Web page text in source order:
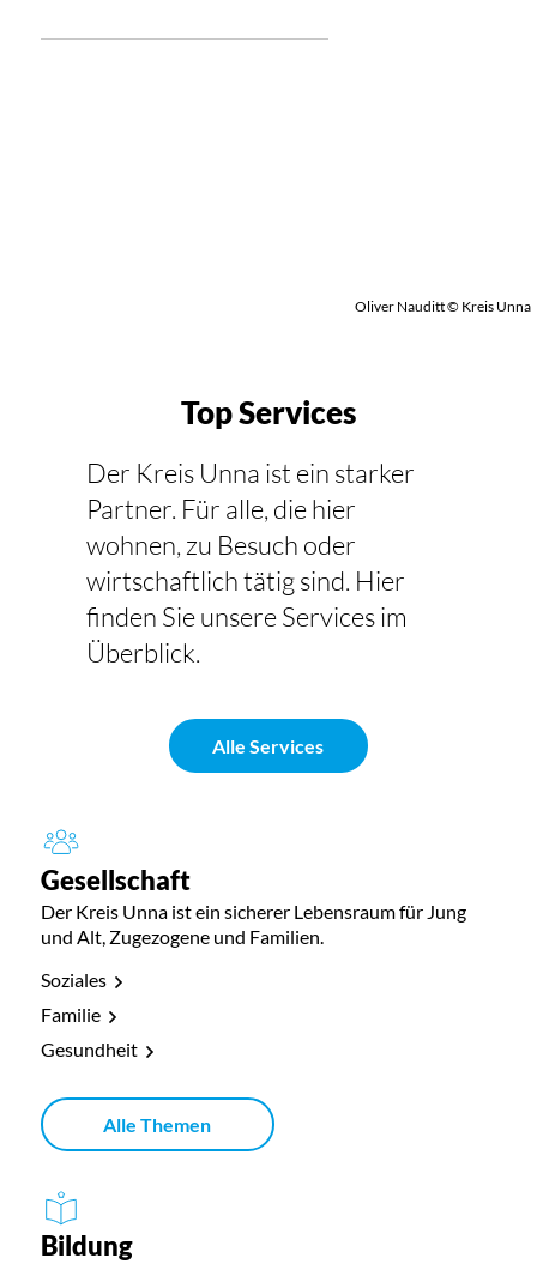
Oliver Nauditt © Kreis Unna
Top Services
Der Kreis Unna ist ein starker
Partner. Für alle, die hier
wohnen, zu Besuch oder
wirtschaftlich tätig sind. Hier
finden Sie unsere Services im
Überblick.
Alle Services
Gesellschaft
Der Kreis Unna ist ein sicherer Lebensraum für Jung
und Alt, Zugezogene und Familien.
Soziales
Familie
Gesundheit
Alle Themen
Bildung